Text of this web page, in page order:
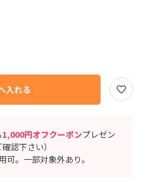
1,000円オフクーポンプレゼン
認下さい）
。一部対象外あり。